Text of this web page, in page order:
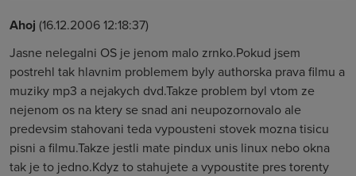
Ahoj (16.12.2006 12:18:37)
Jasne nelegalni OS je jenom malo zrnko.Pokud jsem
postrehl tak hlavnim problemem byly authorska prava filmu a
muziky mp3 a nejakych dvd.Takze problem byl vtom ze
nejenom os na ktery se snad ani neupozornovalo ale
predevsim stahovani teda vypousteni stovek mozna tisicu
pisni a filmu.Takze jestli mate pindux unis linux nebo okna
tak je to jedno.Kdyz to stahujete a vypoustite pres torenty